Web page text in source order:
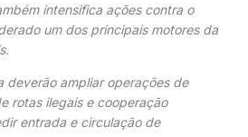
intensifica ações contra o
um dos principais motores da
deverão ampliar operações de
rotas ilegais e cooperação
entrada e circulação de